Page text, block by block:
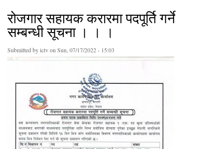
रोजगार सहायक करारमा पदपूर्ति गर्ने
सम्बन्धी सूचना । । ।
Submitted byictvon Sun, 07/17/2022 - 15:03